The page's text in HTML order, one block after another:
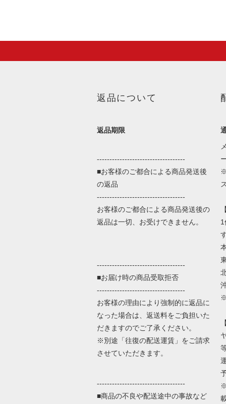
返品について
返品期限
-----------------------------------
■お客様のご都合による商品発送後
の返品
-----------------------------------
お客様のご都合による商品発送後の
返品は一切、お受けできません。
-----------------------------------
■お届け時の商品受取拒否
-----------------------------------
お客様の理由により強制的に返品に
なった場合は、返送料をご負担いた
だきますのでご了承ください。
※別途「往復の配送運賃」をご請求
させていただきます。
-----------------------------------
■商品の不良や配送途中の事故など